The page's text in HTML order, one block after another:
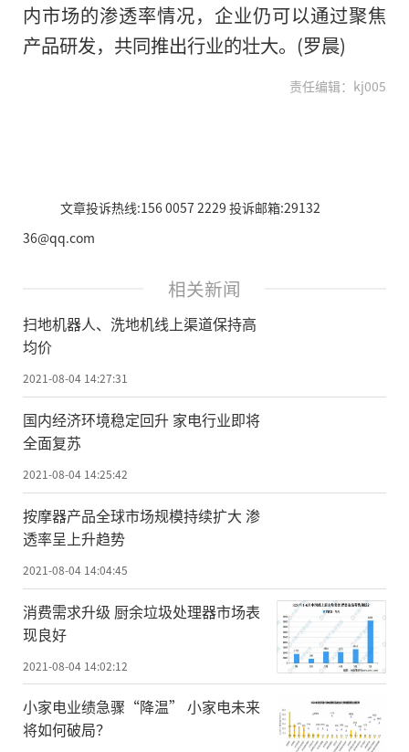
内市场的渗透率情况，企业仍可以通过聚焦
产品研发，共同推出行业的壮大。(罗晨)
责任编辑：kj005
文章投诉热线:156 0057 2229 投诉邮箱:29132
36@qq.com
相关新闻
扫地机器人、洗地机线上渠道保持高
均价
2021-08-04 14:27:31
国内经济环境稳定回升 家电行业即将
全面复苏
2021-08-04 14:25:42
按摩器产品全球市场规模持续扩大 渗
透率呈上升趋势
2021-08-04 14:04:45
消费需求升级 厨余垃圾处理器市场表
现良好
2021-08-04 14:02:12
小家电业绩急骤“降温” 小家电未来
将如何破局？